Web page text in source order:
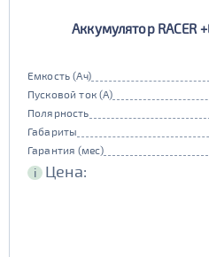
Аккумулятор RACER
Емкость (Ач)
Пусковой ток (А)
Полярность
Габариты
Гарантия (мес)
i Цена: